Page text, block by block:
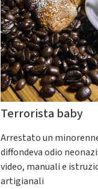
Terrorista baby
Arrestato un
diffondeva odio
video, manuali e
artigianali